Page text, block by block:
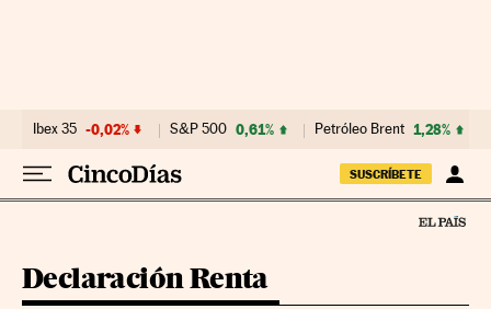
Ibex 35 -0,02% S&P 500 0,61% Petróleo Brent 1,28%
SUSCRÍBETE
Declaración Renta